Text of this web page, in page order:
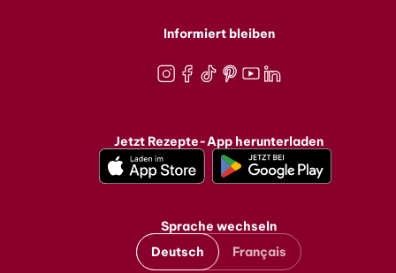
Informiert bleiben
Jetzt Rezepte-App herunterladen
Sprache wechseln
Deutsch
Français